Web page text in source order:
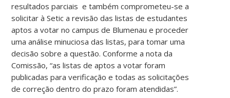
resultados parciais e também comprometeu-se a
solicitar à Setic a revisão das listas de estudantes
aptos a votar no campus de Blumenau e proceder
uma análise minuciosa das listas, para tomar uma
decisão sobre a questão. Conforme a nota da
Comissão, “as listas de aptos a votar foram
publicadas para verificação e todas as solicitações
de correção dentro do prazo foram atendidas”.